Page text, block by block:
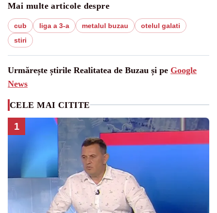
Mai multe articole despre
cub liga a 3-a metalul buzau
otelul galati
stiri
Urmărește știrile Realitatea de Buzau și pe Google
News
CELE MAI CITITE
1